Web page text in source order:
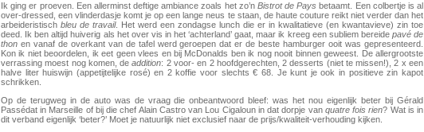
Ik ging er proeven. Een allerminst deftige ambiance zoals het zo’n Bistrot de Pays betaamt. Een colbertje is al
over-dressed, een vlinderdasje komt je op een lange neus te staan, de haute couture reikt niet verder dan het
arbeideristisch bleu de travail. Het werd een zondagse lunch die er in kwalitatieve (en kwantavieve) zin toe
deed. Ik ben altijd huiverig als het over vis in het ‘achterland’ gaat, maar ik kreeg een subliem bereide pavé de
thon en vanaf de overkant van de tafel werd geroepen dat er de beste hamburger ooit was gepresenteerd.
Kon ik niet beoordelen, ik eet geen vlees en bij McDonalds ben ik nog nooit binnen geweest. De allergrootste
verrassing moest nog komen, deaddition: 2 voor- en 2 hoofdgerechten, 2 desserts (niet te missen!), 2 x een
halve liter huiswijn (appetijtelijke rosé) en 2 koffie voor slechts € 68. Je kunt je ook in positieve zin kapot
schrikken.
Op de terugweg in de auto was de vraag die onbeantwoord bleef: was het nou eigenlijk beter bij Gérald
Passédat in Marseille of bij die chef Alain Castro van Lou Cigaloun in dat dorpje van quatre fois rien? Wat is in
dit verband eigenlijk ‘beter?’ Moet je natuurlijk niet exclusief naar de prijs/kwaliteit-verhouding kijken.